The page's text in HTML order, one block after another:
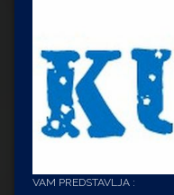
VAM PREDSTAVLJA :